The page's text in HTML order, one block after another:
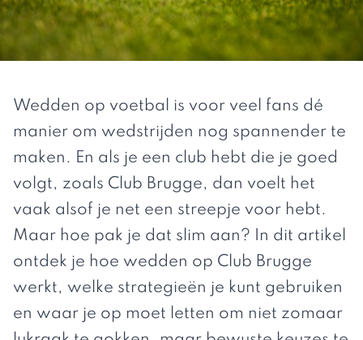
Wedden op voetbal is voor veel fans dé
manier om wedstrijden nog spannender te
maken. En als je een club hebt die je goed
volgt, zoals Club Brugge, dan voelt het
vaak alsof je net een streepje voor hebt.
Maar hoe pak je dat slim aan? In dit artikel
ontdek je hoe wedden op Club Brugge
werkt, welke strategieën je kunt gebruiken
en waar je op moet letten om niet zomaar